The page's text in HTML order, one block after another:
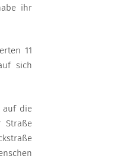
ihr
11
sich
auf die
Straße